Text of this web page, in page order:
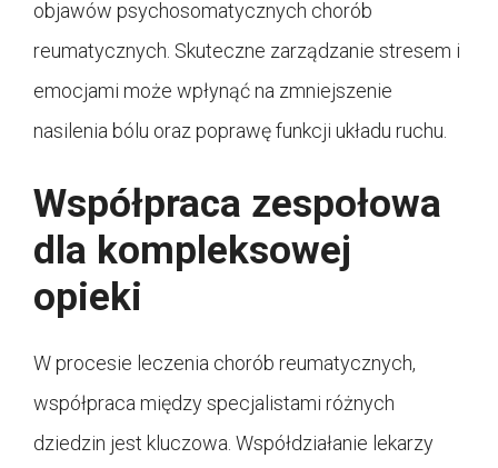
objawów psychosomatycznych chorób
reumatycznych. Skuteczne zarządzanie stresem i
emocjami może wpłynąć na zmniejszenie
nasilenia bólu oraz poprawę funkcji układu ruchu.
Współpraca zespołowa
dla kompleksowej
opieki
W procesie leczenia chorób reumatycznych,
współpraca między specjalistami różnych
dziedzin jest kluczowa. Współdziałanie lekarzy